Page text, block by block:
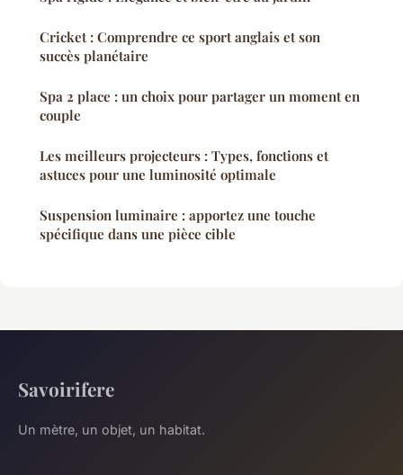
Cricket : Comprendre ce sport anglais et son
succès planétaire
Spa 2 place : un choix pour partager un moment en
couple
Les meilleurs projecteurs : Types, fonctions et
astuces pour une luminosité optimale
Suspension luminaire : apportez une touche
spécifique dans une pièce cible
Savoirifere
Un mètre, un objet, un habitat.